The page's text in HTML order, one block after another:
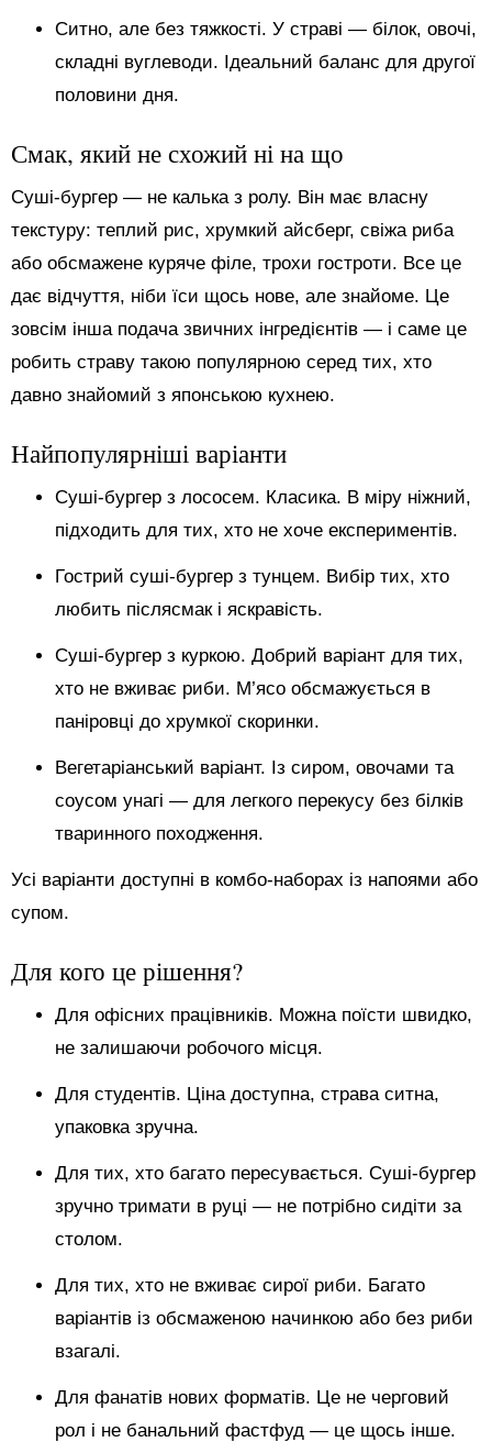
Ситно, але без тяжкості. У страві — білок, овочі,
складні вуглеводи. Ідеальний баланс для другої
половини дня.
Смак, який не схожий ні на що
Суші-бургер — не калька з ролу. Він має власну
текстуру: теплий рис, хрумкий айсберг, свіжа риба
або обсмажене куряче філе, трохи гостроти. Все це
дає відчуття, ніби їси щось нове, але знайоме. Це
зовсім інша подача звичних інгредієнтів — і саме це
робить страву такою популярною серед тих, хто
давно знайомий з японською кухнею.
Найпопулярніші варіанти
Суші-бургер з лососем. Класика. В міру ніжний,
підходить для тих, хто не хоче експериментів.
Гострий суші-бургер з тунцем. Вибір тих, хто
любить післясмак і яскравість.
Суші-бургер з куркою. Добрий варіант для тих,
хто не вживає риби. М’ясо обсмажується в
паніровці до хрумкої скоринки.
Вегетаріанський варіант. Із сиром, овочами та
соусом унагі — для легкого перекусу без білків
тваринного походження.
Усі варіанти доступні в комбо-наборах із напоями або
супом.
Для кого це рішення?
Для офісних працівників. Можна поїсти швидко,
не залишаючи робочого місця.
Для студентів. Ціна доступна, страва ситна,
упаковка зручна.
Для тих, хто багато пересувається. Суші-бургер
зручно тримати в руці — не потрібно сидіти за
столом.
Для тих, хто не вживає сирої риби. Багато
варіантів із обсмаженою начинкою або без риби
взагалі.
Для фанатів нових форматів. Це не черговий
рол і не банальний фастфуд — це щось інше.